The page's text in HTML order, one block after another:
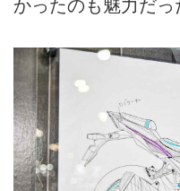
かったのも魅力だっ